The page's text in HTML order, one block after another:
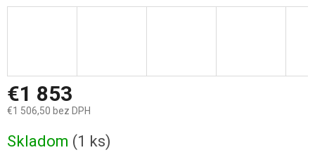
€1 853
€1 506,50 bez DPH
cena:
Skladom (1 ks)